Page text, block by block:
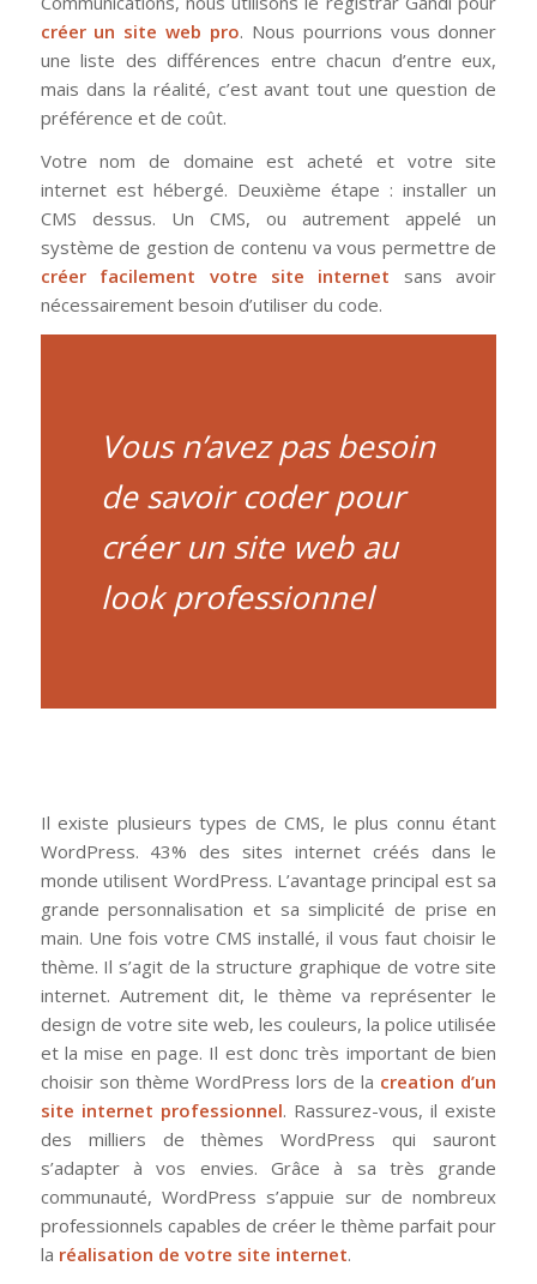
créer un site web pro. Nous pourrions vous donner
une liste des différences entre chacun d’entre eux,
mais dans la réalité, c’est avant tout une question de
préférence et de coût.
Votre nom de domaine est acheté et votre site
internet est hébergé. Deuxième étape : installer un
CMS dessus. Un CMS, ou autrement appelé un
système de gestion de contenu va vous permettre de
créer facilement votre site internet sans avoir
nécessairement besoin d’utiliser du code.
Vous n’avez pas besoin
de savoir coder pour
créer un site web au
look professionnel
Il existe plusieurs types de CMS, le plus connu étant
WordPress. 43% des sites internet créés dans le
monde utilisent WordPress. L’avantage principal est sa
grande personnalisation et sa simplicité de prise en
main. Une fois votre CMS installé, il vous faut choisir le
thème. Il s’agit de la structure graphique de votre site
internet. Autrement dit, le thème va représenter le
design de votre site web, les couleurs, la police utilisée
et la mise en page. Il est donc très important de bien
choisir son thème WordPress lors de la creation d’un
site internet professionnel. Rassurez-vous, il existe
des milliers de thèmes WordPress qui sauront
s’adapter à vos envies. Grâce à sa très grande
communauté, WordPress s’appuie sur de nombreux
professionnels capables de créer le thème parfait pour
la réalisation de votre site internet.